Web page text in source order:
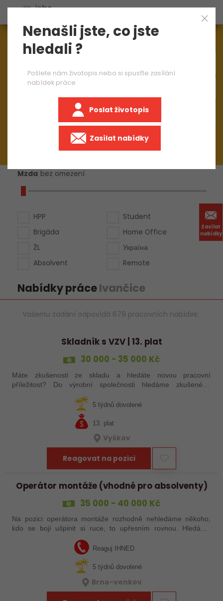
Zasílat
nabídky
Aktuálně1545nabídek práce
Mzda bez omezení
HPP
Brigáda
ŽL
Absolvent
Student
Home Office
Україна
Remote
Nabídky práceIvančice
Vašemu zadání odpovídá 679 pracovních nabídek:
Skladník s VZV | 13. plat
30 000 - 35 000 Kč
Máte zkušenosti ze skladu a hledáte novou pracovní
příležitost? Do výrobní společnosti hledáme zkušeného
5 týdnů dovolené
13. plat
Vyškov
Reagovat na pozici
Operátor montáže (vhodné pro absolventy)
35 000 - 40 000 Kč
Na pozici operátora montáže rozhodně nehledáme někoho,
kdo se bojí ušpinit si ruce, to upřesním rovnou. Hledáme
nezalekne se ani práce na…Reaguj IHNED
5 týdnů dovolené
Brno-venkov
Nenašli jste, co jste
hledali ?
Pošlete nám životopis nebo si spusťte zasílání
nabídek práce
Poslat životopis
Zasílat nabídky